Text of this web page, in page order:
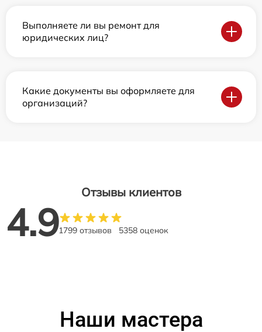
Выполняете ли вы ремонт для
юридических лиц?
Какие документы вы оформляете для
организаций?
Отзывы клиентов
4.91799 отзывов 5358 оценок
Наши мастера